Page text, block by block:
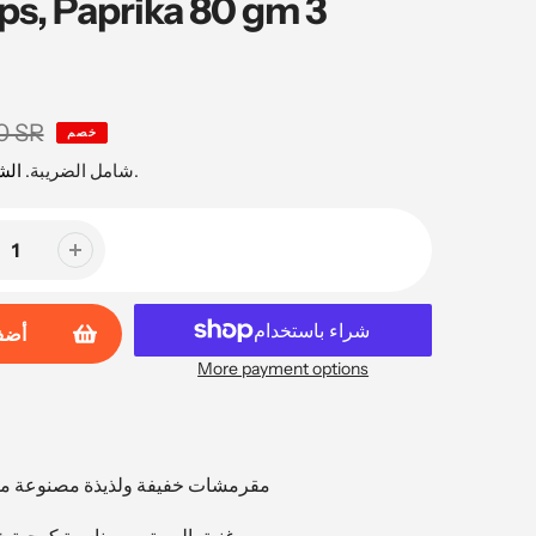
Paprika 80 gm 3
SR خصم
شامل الضريبة.محسوبة عند السداد.
More payment options
مقرمشات خفيفة ولذيذة مصنوعة